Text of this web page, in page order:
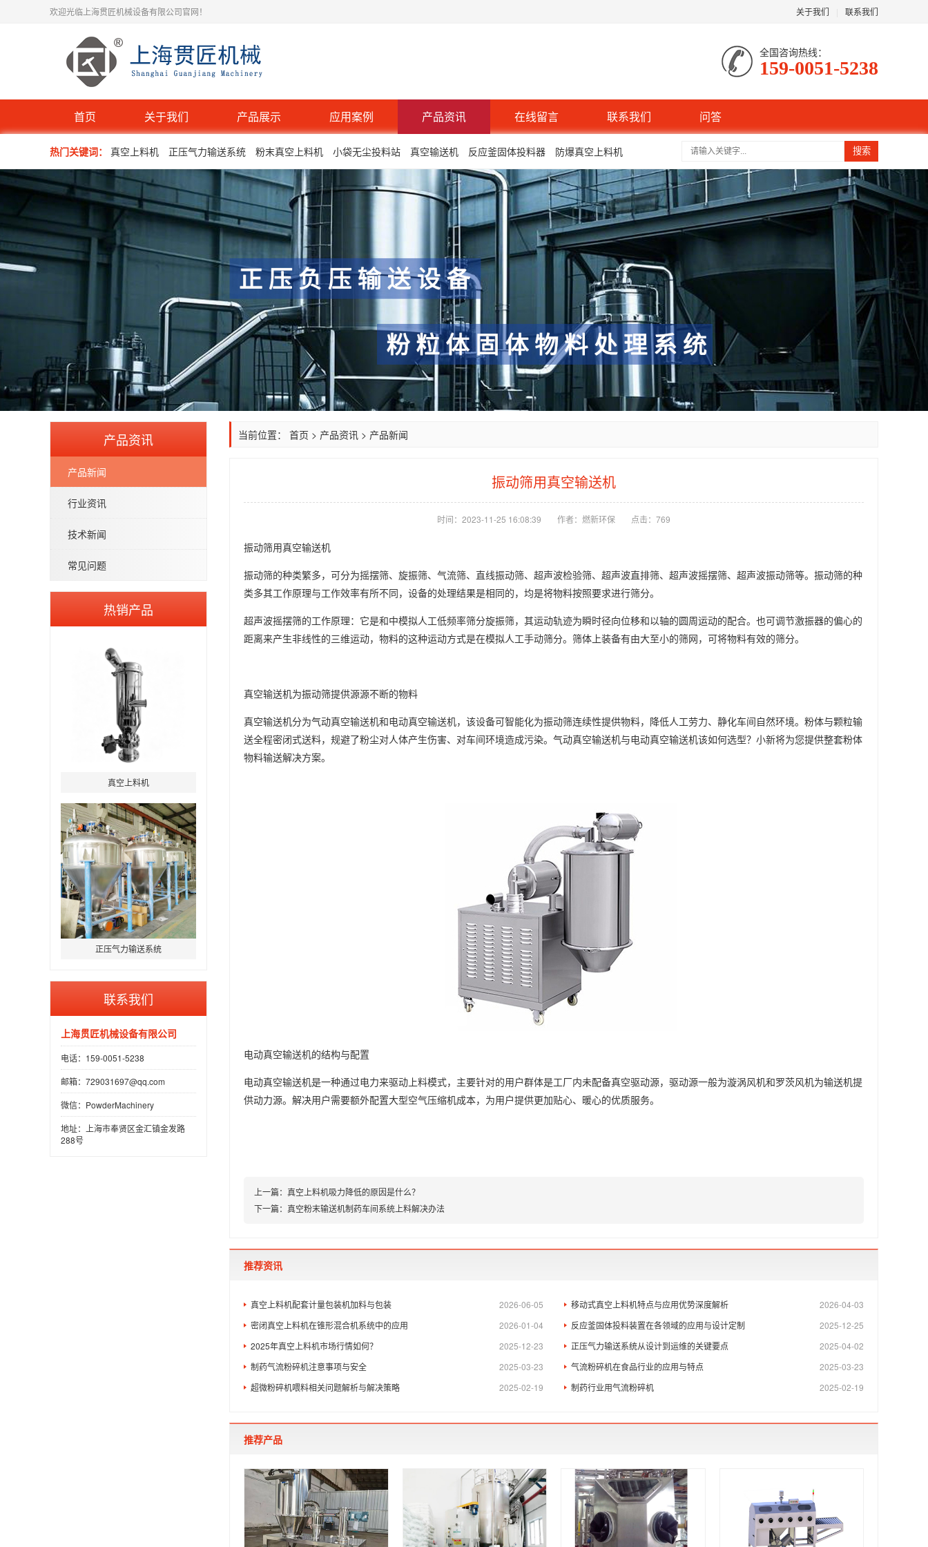
关于我们 联系我们
欢迎光临上海贯匠机械设备有限公司官网！
全国咨询热线：
159-0051-5238
首页 关于我们 产品展示 应用案例 产品资讯 在线留言 联系我们 问答
热门关键词： 真空上料机 正压气力输送系统 粉末真空上料机 小袋无尘投料站 真空输送机 反应釜固体投料器 防爆真空上料机 搜索
产品资讯
产品新闻
行业资讯
技术新闻
常见问题
热销产品
真空上料机
正压气力输送系统
联系我们
上海贯匠机械设备有限公司
电话：159-0051-5238
邮箱：729031697@qq.com
微信：PowderMachinery
地址：上海市奉贤区金汇镇金发路
288号
当前位置： 首页 > 产品资讯 > 产品新闻
振动筛用真空输送机
时间：2023-11-25 16:08:39 作者：燃新环保 点击： 769
振动筛用真空输送机
振动筛的种类繁多，可分为摇摆筛、旋振筛、气流筛、直线振动筛、超声波检验筛、超声波直排筛、超声波摇摆筛、超声波振动筛等。振动筛的种
类多其工作原理与工作效率有所不同，设备的处理结果是相同的，均是将物料按照要求进行筛分。
超声波摇摆筛的工作原理：它是和中模拟人工低频率筛分旋振筛，其运动轨迹为瞬时径向位移和以轴的圆周运动的配合。也可调节激振器的偏心的
距离来产生非线性的三维运动，物料的这种运动方式是在模拟人工手动筛分。筛体上装备有由大至小的筛网，可将物料有效的筛分。
真空输送机为振动筛提供源源不断的物料
真空输送机分为气动真空输送机和电动真空输送机，该设备可智能化为振动筛连续性提供物料，降低人工劳力、静化车间自然环境。粉体与颗粒输
送全程密闭式送料，规避了粉尘对人体产生伤害、对车间环境造成污染。气动真空输送机与电动真空输送机该如何选型？小新将为您提供整套粉体
物料输送解决方案。
电动真空输送机的结构与配置
电动真空输送机是一种通过电力来驱动上料模式，主要针对的用户群体是工厂内未配备真空驱动源，驱动源一般为漩涡风机和罗茨风机为输送机提
供动力源。解决用户需要额外配置大型空气压缩机成本，为用户提供更加贴心、暖心的优质服务。
上一篇： 真空上料机吸力降低的原因是什么？
下一篇： 真空粉末输送机制药车间系统上料解决办法
推荐资讯
2026-06-05
真空上料机配套计量包装机加料与包装 2026-04-03
移动式真空上料机特点与应用优势深度解析
2026-01-04
密闭真空上料机在锥形混合机系统中的应用 2025-12-25
反应釜固体投料装置在各领域的应用与设计定制
2025-12-23
2025年真空上料机市场行情如何？ 2025-04-02
正压气力输送系统从设计到运维的关键要点
2025-03-23
制药气流粉碎机注意事项与安全​ 2025-03-23
气流粉碎机在食品行业的应用与特点
2025-02-19
超微粉碎机喂料相关问题解析与解决策略 2025-02-19
制药行业用气流粉碎机
推荐产品